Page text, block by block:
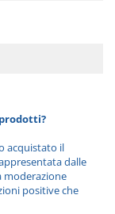
acquistato il
dalle
moderazione
positive che